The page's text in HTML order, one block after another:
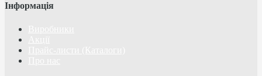
Інформація